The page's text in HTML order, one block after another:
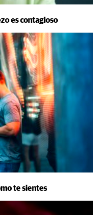
es contagioso
te sientes